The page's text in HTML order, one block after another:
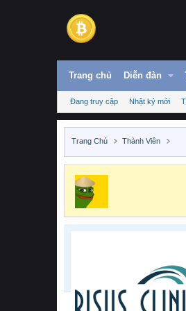
Trang chủ Diễn đàn
Đang truy cập Nhật ký mới
Trang Chủ Thành Viên